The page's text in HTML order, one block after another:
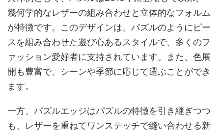
幾何学的なレザーの組み合わせと立体的なフォルム
が特徴です。このデザインは、パズルのようにピー
スを組み合わせた遊び心あるスタイルで、多くのフ
ァッション愛好者に支持されています。また、色展
開も豊富で、シーンや季節に応じて選ぶことができ
ます。
一方、パズルエッジはパズルの特徴を引き継ぎつつ
も、レザーを重ねてワンステッチで縫い合わせる新